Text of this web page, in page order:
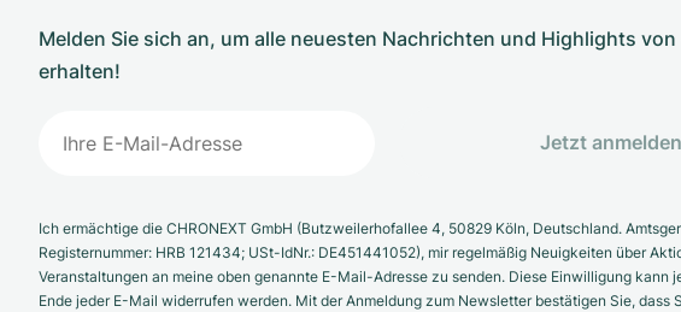
Melden Sie sich an, um alle neuesten Nachrichten und Highlights von
erhalten!
Jetzt anmelden
Ich ermächtige die CHRONEXT GmbH (Butzweilerhofallee 4, 50829 Köln, Deutschland.
Registernummer: HRB 121434; USt-IdNr.: DE451441052), mir regelmäßig Neuigkeiten über
Veranstaltungen an meine oben genannte E-Mail-Adresse zu senden. Diese Einwilligung kann
Ende jeder E-Mail widerrufen werden. Mit der Anmeldung zum Newsletter bestätigen Sie, dass